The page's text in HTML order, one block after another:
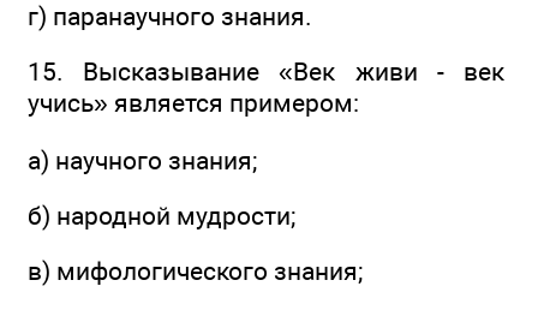
г) паранаучного знания.
15. Высказывание «Век живи - век
учись» является примером:
а) научного знания;
б) народной мудрости;
в) мифологического знания;